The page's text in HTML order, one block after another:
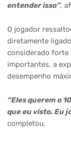
entender isso”,
O jogador
diretamente
considerado forte
importantes, a
desempenho
“Eles querem o
que eu visto. Eu
completou.